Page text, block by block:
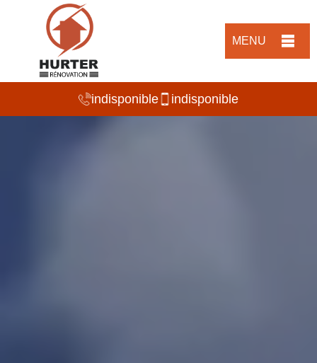
MENU
indisponible indisponible